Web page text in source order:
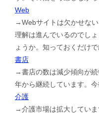
Web
→Webサイトは欠かせな
理解は進んでいるのでし
ょうか。知っておくだけ
書店
→書店の数は減少傾向が
年から継続しています。
介護
→介護市場は拡大していま